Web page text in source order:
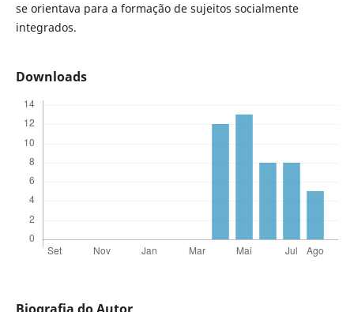
se orientava para a formação de sujeitos socialmente
integrados.
Downloads